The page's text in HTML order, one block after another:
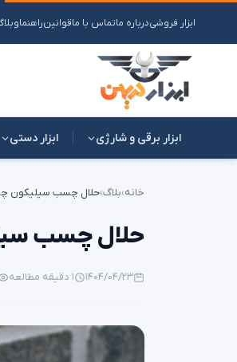
ابزار فروشیدرباره ماتماس با ماقوانینراهنما
ابزار برقی و شارژی ابزار دستی
خانه›بلاگ›حلال چسب سیلیکون
حلال چسب
۱۴۰۴/۰۴/۲۳ ۱ دقیقه مطالعه